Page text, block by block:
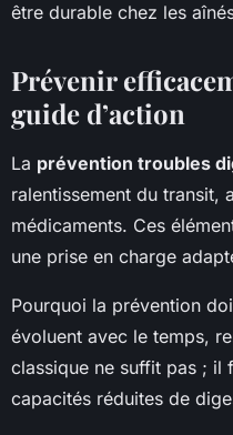
être durable chez les
Prévenir
guide d’action
La prévention troubles
ralentissement du transit,
médicaments. Ces
une prise en charge
Pourquoi la prévention
évoluent avec le temps,
classique ne suffit pas ; il
capacités réduites de